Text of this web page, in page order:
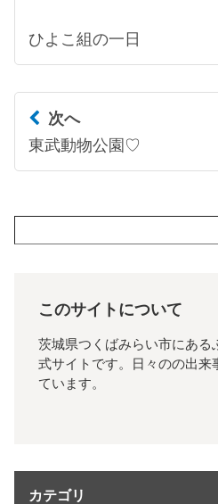
ひよこ組の一日
次へ
東武動物公園♡
このサイトについて
茨城県つくばみらい市にある
式サイトです。日々のの出来
ています。
カテゴリ